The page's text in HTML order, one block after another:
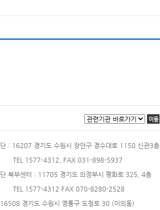
이동
: 16207 경기도 수원시 장안구 경수대로 1150 신관3층
TEL 1577-4312, FAX 031-898-5937
북부센터 : 11705 경기도 의정부시 평화로 325, 4층
TEL 1577-4312 FAX 070-8280-2528
경기도 수원시 영통구 도청로 30 (이의동)